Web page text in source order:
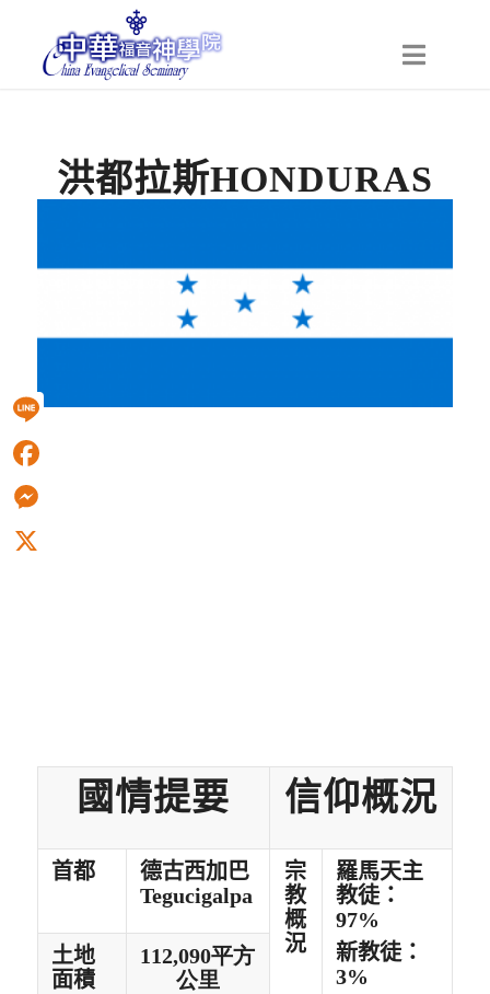
洪都拉斯HONDURAS
國情提要 信仰概況
首都
德古西加巴
Tegucigalpa
宗
教
概
況
羅馬天主
教徒：
97%
新教徒：
3%
土地
面積
112,090平方
公里
Line
Facebook
Messenger